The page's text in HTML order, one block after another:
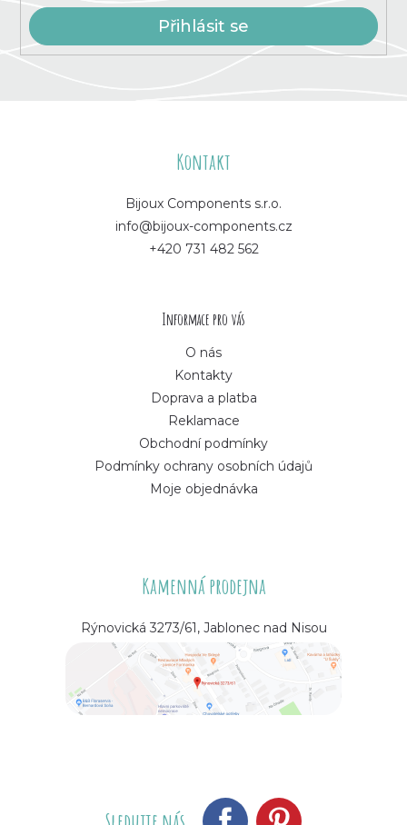
Přihlásit se
Kontakt
Bijoux Components s.r.o.
info@bijoux-components.cz
+420 731 482 562
Informace pro vás
O nás
Kontakty
Doprava a platba
Reklamace
Obchodní podmínky
Podmínky ochrany osobních údajů
Moje objednávka
Kamenná prodejna
Rýnovická 3273/61, Jablonec nad Nisou